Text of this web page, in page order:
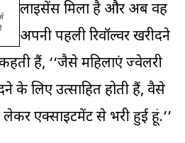
लाइसेंस मिला है और अब वह
अपनी पहली रिवॉल्वर खरीदने
हैं, ‘‘जैसे महिलाएं ज्वेलरी
के लिए उत्साहित होती हैं, वैसे
लेकर एक्साइटमेंट से भरी हुई हूं.’’